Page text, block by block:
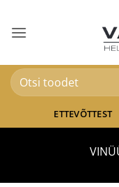
content
Otsi:
ETTEVÕTTEST